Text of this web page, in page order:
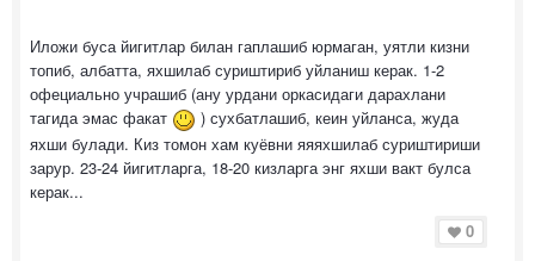
Иложи буса йигитлар билан гаплашиб юрмаган, уятли кизни
топиб, албатта, яхшилаб суриштириб уйланиш керак. 1-2
офециально учрашиб (ану урдани оркасидаги дарахлани
тагида эмас факат
) сухбатлашиб, кеин уйланса, жуда
яхши булади. Киз томон хам куёвни яяяхшилаб суриштириши
зарур. 23-24 йигитларга, 18-20 кизларга энг яхши вакт булса
керак...
0